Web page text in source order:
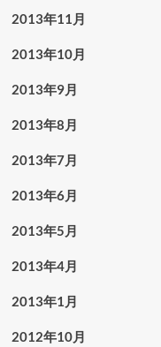
2013年11月
2013年10月
2013年9月
2013年8月
2013年7月
2013年6月
2013年5月
2013年4月
2013年1月
2012年10月